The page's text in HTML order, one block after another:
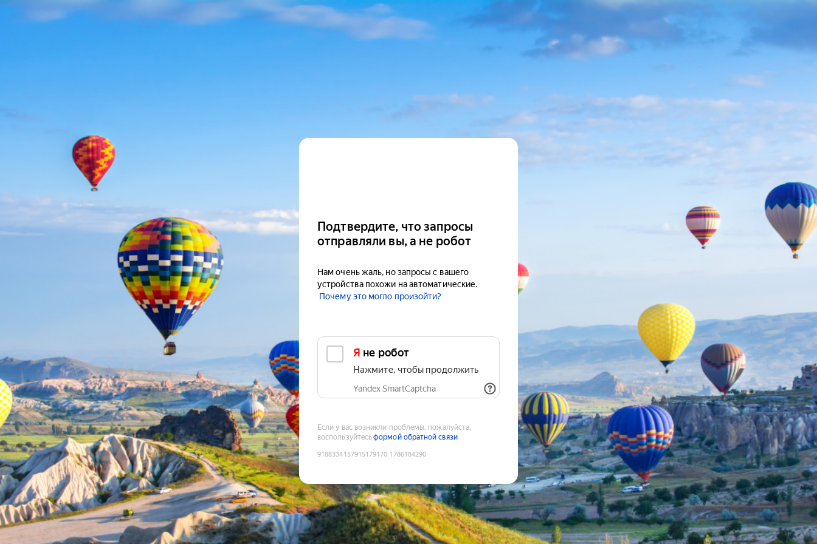
Подтвердите, что запросы
отправляли вы, а не робот
Нам очень жаль, но запросы с вашего
устройства похожи на автоматические.
Почему это могло произойти?
Я не робот
Нажмите, чтобы продолжить
Yandex SmartCaptcha
Если у вас возникли проблемы, пожалуйста,
воспользуйтесьформой обратной связи
9188334157915179170:1786184290